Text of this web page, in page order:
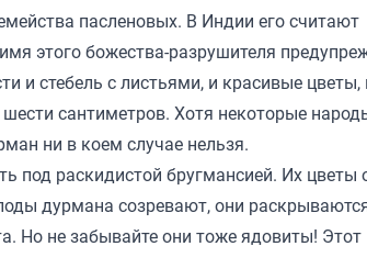
пасленовых. В Индии его считают
этого божества-разрушителя
и стебель с листьями, и красивые
сантиметров. Хотя некоторые
ни в коем случае нельзя.
под раскидистой бругмансией. Их цветы
дурмана созревают, они
Но не забывайте они тоже ядовиты! Этот